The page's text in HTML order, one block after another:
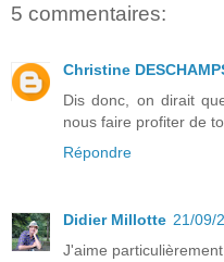
5 commentaires:
Christine
Dis donc, on dirait
nous faire profiter de
Répondre
Didier Millotte 21/09/
J'aime